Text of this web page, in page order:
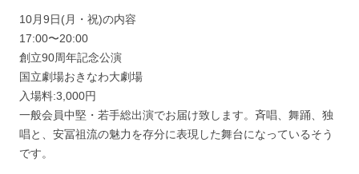
10月9日(月・祝)の内容
17:00〜20:00
創立90周年記念公演
国立劇場おきなわ大劇場
入場料:3,000円
一般会員中堅・若手総出演でお届け致します。斉唱、舞踊、独
唱と、安冨祖流の魅力を存分に表現した舞台になっているそう
です。